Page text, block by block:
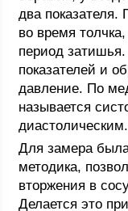
два показателя.
во время
период затишья.
показателей и
давление. По
называется
диастолическим.
Для замера
методика,
вторжения в
Делается это